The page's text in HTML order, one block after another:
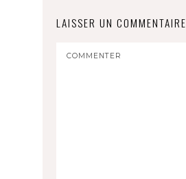
LAISSER UN COMMENTAIRE